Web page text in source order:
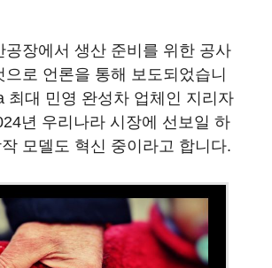
공장에서 생산 준비를 위한 공사
으로 언론을 통해 보도되었습니
최대 민영 완성차 업체인 지리자
년 우리나라 시장에 선보일 하
모델도 혁신 중이라고 합니다.